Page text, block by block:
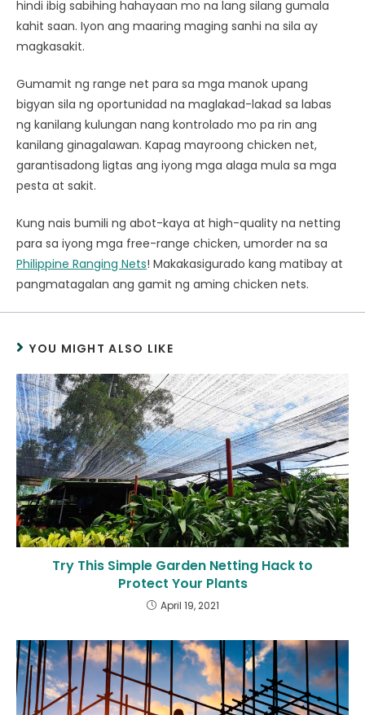
hindi ibig sabihing hahayaan mo na lang silang gumala
kahit saan. Iyon ang maaring maging sanhi na sila ay
magkasakit.
Gumamit ng range net para sa mga manok upang
bigyan sila ng oportunidad na maglakad-lakad sa labas
ng kanilang kulungan nang kontrolado mo pa rin ang
kanilang ginagalawan. Kapag mayroong chicken net,
garantisadong ligtas ang iyong mga alaga mula sa mga
pesta at sakit.
Kung nais bumili ng abot-kaya at high-quality na netting
para sa iyong mga free-range chicken, umorder na sa
Philippine Ranging Nets! Makakasigurado kang matibay at
pangmatagalan ang gamit ng aming chicken nets.
YOU MIGHT ALSO LIKE
Try This Simple Garden Netting Hack to
Protect Your Plants
April 19, 2021